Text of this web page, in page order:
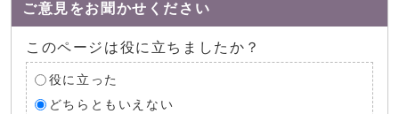
ご意見をお聞かせください
このページは役に立ちましたか？
役に立った
どちらともいえない